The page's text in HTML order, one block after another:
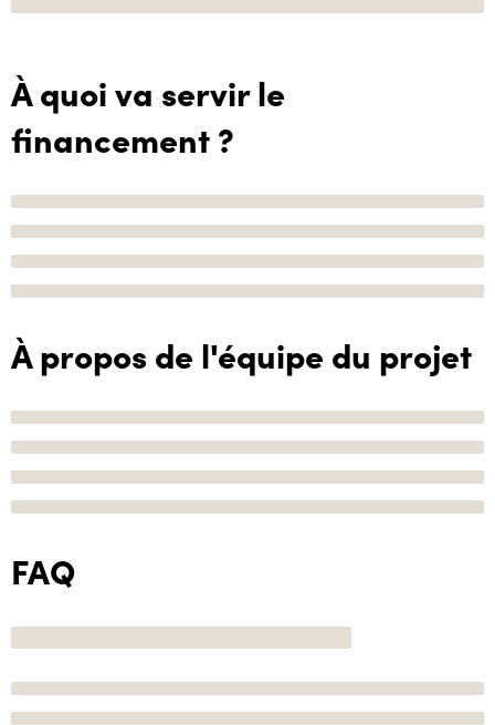
À quoi va servir le
financement ?
À propos de l'équipe du projet
FAQ